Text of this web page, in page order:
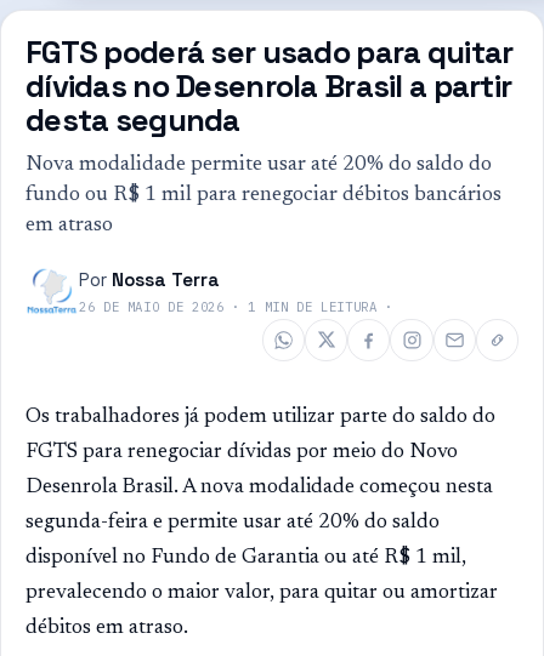
FGTS poderá ser usado para quitar
dívidas no Desenrola Brasil a partir
desta segunda
Nova modalidade permite usar até 20% do saldo do
fundo ou R$ 1 mil para renegociar débitos bancários
em atraso
Por Nossa Terra
26 DE MAIO DE 2026 · 1 MIN DE LEITURA ·
Os trabalhadores já podem utilizar parte do saldo do
FGTS para renegociar dívidas por meio do Novo
Desenrola Brasil. A nova modalidade começou nesta
segunda-feira e permite usar até 20% do saldo
disponível no Fundo de Garantia ou até R$ 1 mil,
prevalecendo o maior valor, para quitar ou amortizar
débitos em atraso.